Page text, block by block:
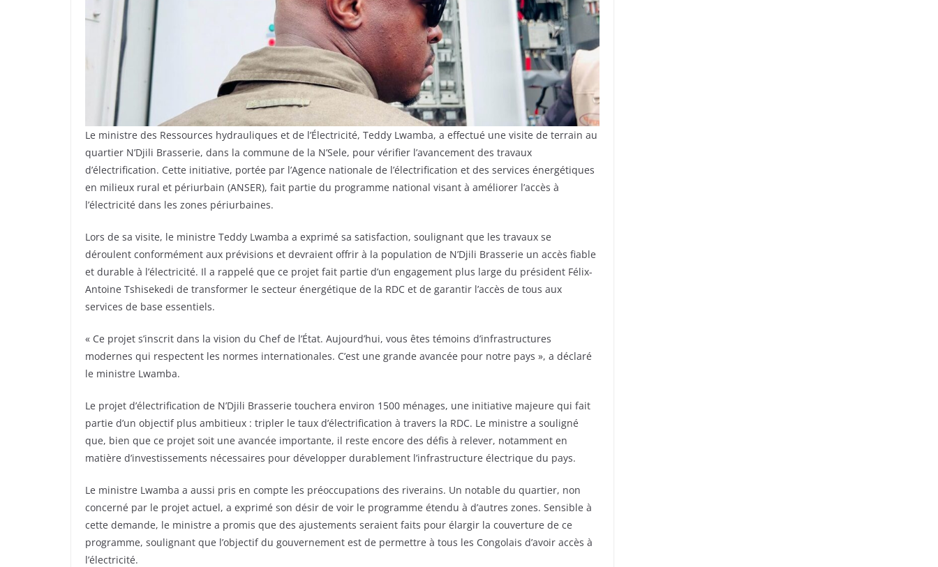
Le ministre des Ressources hydrauliques et de l’Électricité, Teddy Lwamba, a effectué une visite de terrain au
quartier N’Djili Brasserie, dans la commune de la N’Sele, pour vérifier l’avancement des travaux
d’électrification. Cette initiative, portée par l’Agence nationale de l’électrification et des services énergétiques
en milieux rural et périurbain (ANSER), fait partie du programme national visant à améliorer l’accès à
l’électricité dans les zones périurbaines.
Lors de sa visite, le ministre Teddy Lwamba a exprimé sa satisfaction, soulignant que les travaux se
déroulent conformément aux prévisions et devraient offrir à la population de N’Djili Brasserie un accès fiable
et durable à l’électricité. Il a rappelé que ce projet fait partie d’un engagement plus large du président Félix-
Antoine Tshisekedi de transformer le secteur énergétique de la RDC et de garantir l’accès de tous aux
services de base essentiels.
« Ce projet s’inscrit dans la vision du Chef de l’État. Aujourd’hui, vous êtes témoins d’infrastructures
modernes qui respectent les normes internationales. C’est une grande avancée pour notre pays », a déclaré
le ministre Lwamba.
Le projet d’électrification de N’Djili Brasserie touchera environ 1500 ménages, une initiative majeure qui fait
partie d’un objectif plus ambitieux : tripler le taux d’électrification à travers la RDC. Le ministre a souligné
que, bien que ce projet soit une avancée importante, il reste encore des défis à relever, notamment en
matière d’investissements nécessaires pour développer durablement l’infrastructure électrique du pays.
Le ministre Lwamba a aussi pris en compte les préoccupations des riverains. Un notable du quartier, non
concerné par le projet actuel, a exprimé son désir de voir le programme étendu à d’autres zones. Sensible à
cette demande, le ministre a promis que des ajustements seraient faits pour élargir la couverture de ce
programme, soulignant que l’objectif du gouvernement est de permettre à tous les Congolais d’avoir accès à
l’électricité.